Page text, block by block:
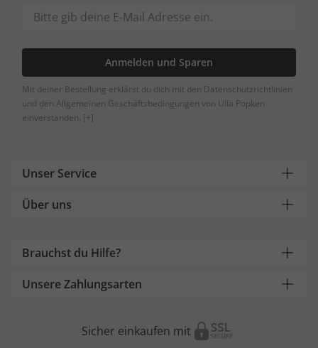
Anmelden und Sparen
Mit deiner Bestellung erklärst du dich mit den Datenschutzrichtlinien
und den Allgemeinen Geschäftsbedingungen von Ulla Popken
einverstanden. [+]
Unser Service
Über uns
Brauchst du Hilfe?
Unsere Zahlungsarten
Sicher einkaufen mit